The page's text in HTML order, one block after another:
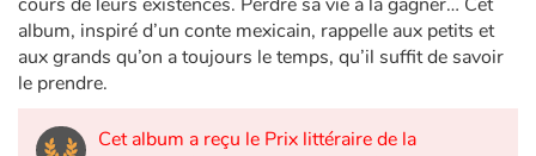
En famille
Quotidien et loisirs
album, inspiré d’un conte mexicain, rappelle aux petits et
aux grands qu’on a toujours le temps, qu’il suffit de savoir
le prendre.
Cet album a reçu le Prix littéraire de la